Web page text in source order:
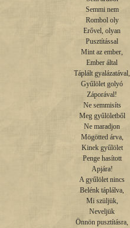
Semmi nem
Rombol oly
Erővel, olyan
Pusztítással
Mint az ember,
Ember által
Táplált gyalázatával,
Gyűlölet golyó
Záporával!
Ne semmisíts
Meg gyűlöletből
Ne maradjon
Mögötted árva,
Kinek gyűlölet
Penge hasított
Apjára!
A gyűlölet nincs
Belénk táplálva,
Mi szüljük,
Neveljük
Önnön pusztításra,